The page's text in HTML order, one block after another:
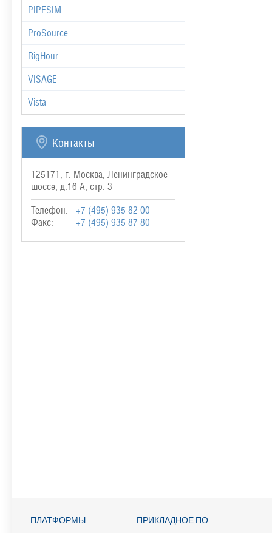
PIPESIM
ProSource
RigHour
VISAGE
Vista
Контакты
125171, г. Москва, Ленинградское
шоссе, д.16 А, стр. 3
Телефон:
+7 (495) 935 82 00
Факс:
+7 (495) 935 87 80
ПЛАТФОРМЫ
ПРИКЛАДНОЕ ПО